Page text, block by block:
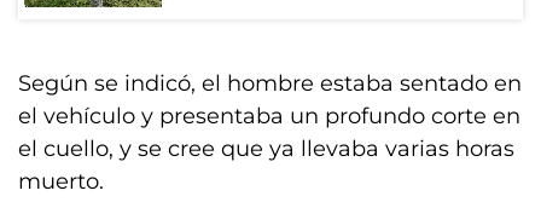
Según se indicó, el hombre estaba sentado en
el vehículo y presentaba un profundo corte en
el cuello, y se cree que ya llevaba varias horas
muerto.